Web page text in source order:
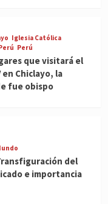
Iglesia Católica
Perú
que visitará el
en Chiclayo, la
fue obispo
del
e importancia